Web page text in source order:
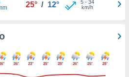
25° / 12° 5- 34
km/h
26° 23° 25° 25° 26° 25° 25°